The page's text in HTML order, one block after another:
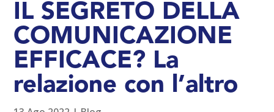
IL SEGRETO DELLA
COMUNICAZIONE
EFFICACE? La
relazione con l’altro